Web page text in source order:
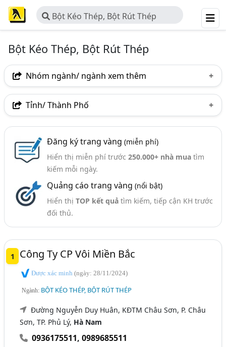
Bột Kéo Thép, Bột Rút Thép
Bột Kéo Thép, Bột Rút Thép
Nhóm ngành/ ngành xem thêm
Ngành nghề
Tỉnh/ Thành Phố
Đăng ký trang vàng (miễn phí)
Hiển thị miễn phí trước 250.000+ nhà muatìm
kiếm mỗi ngày.
Quảng cáo trang vàng (nổi bật)
Hiển thị TOP kết quảtìm kiếm, tiếp cận KH trước
đối thủ.
1 Công Ty CP Vôi Miền Bắc
Được xác minh(ngày: 28/11/2024)
Ngành: BỘT KÉO THÉP, BỘT RÚT THÉP
Đường Nguyễn Duy Huân, KĐTM Châu Sơn, P. Châu
Sơn, TP. Phủ Lý, Hà Nam
0936175511,0989685511